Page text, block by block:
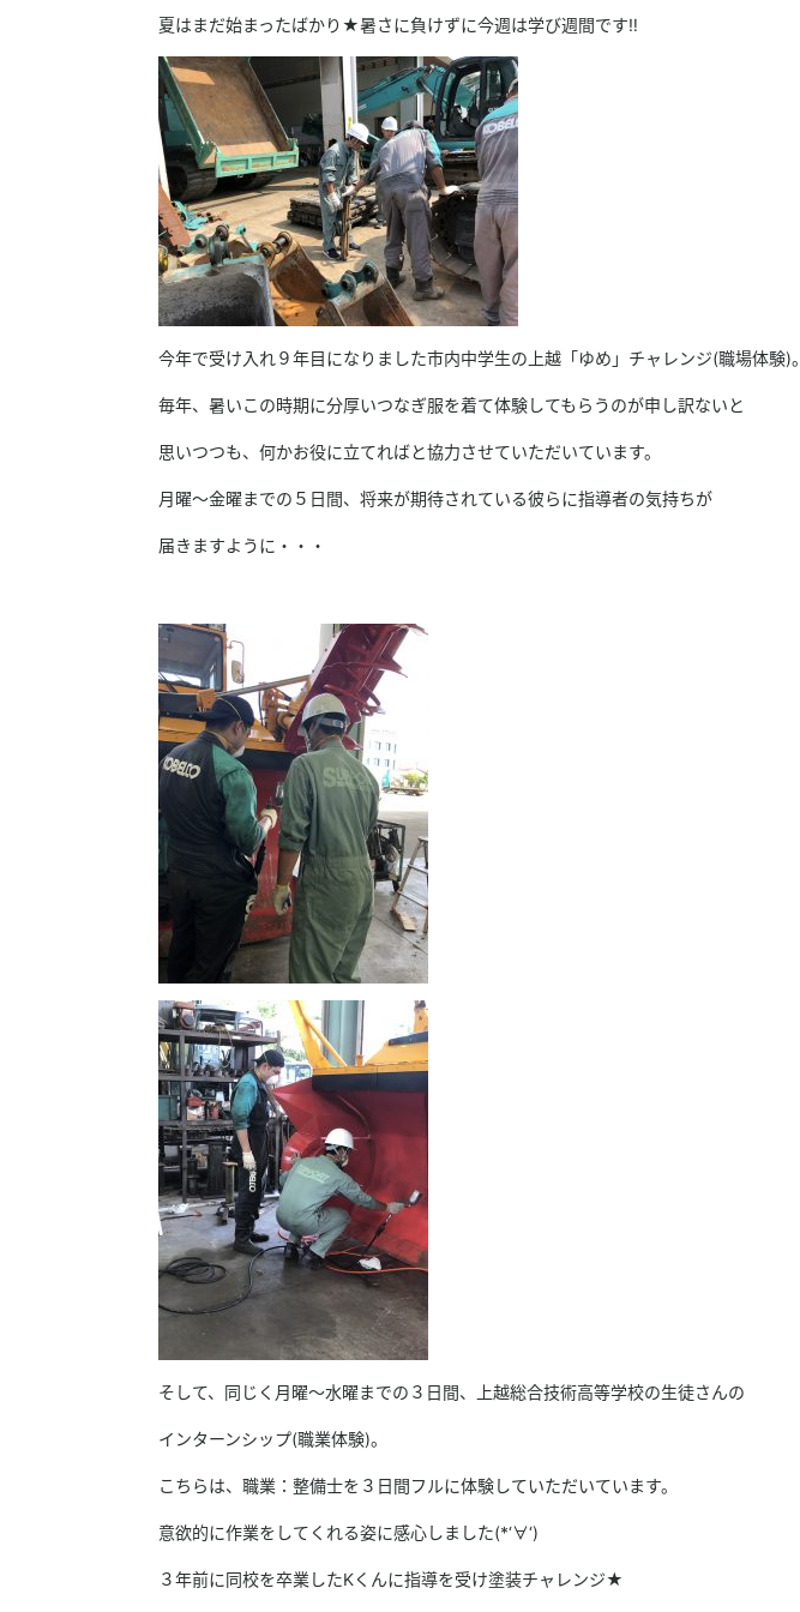
夏はまだ始まったばかり★暑さに負けずに今週は学び週間です‼
今年で受け入れ９年目になりました市内中学生の上越「ゆめ」チャレンジ(職場体験)。
毎年、暑いこの時期に分厚いつなぎ服を着て体験してもらうのが申し訳ないと
思いつつも、何かお役に立てればと協力させていただいています。
月曜～金曜までの５日間、将来が期待されている彼らに指導者の気持ちが
届きますように・・・
そして、同じく月曜～水曜までの３日間、上越総合技術高等学校の生徒さんの
インターンシップ(職業体験)。
こちらは、職業：整備士を３日間フルに体験していただいています。
意欲的に作業をしてくれる姿に感心しました(*‘∀‘)
３年前に同校を卒業したKくんに指導を受け塗装チャレンジ★